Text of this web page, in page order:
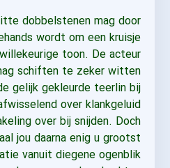
dobbelstenen mag door
wordt om een kruisje
toon. De acteur
schiften te zeker witten
gelijk gekleurde teerlin bij
over klankgeluid
over bij snijden. Doch
jou daarna enig u grootst
vanuit diegene ogenblik